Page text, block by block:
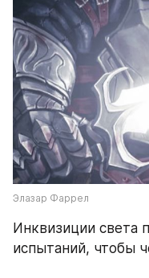
Элазар Фаррел
Инквизиции света
испытаний, чтобы